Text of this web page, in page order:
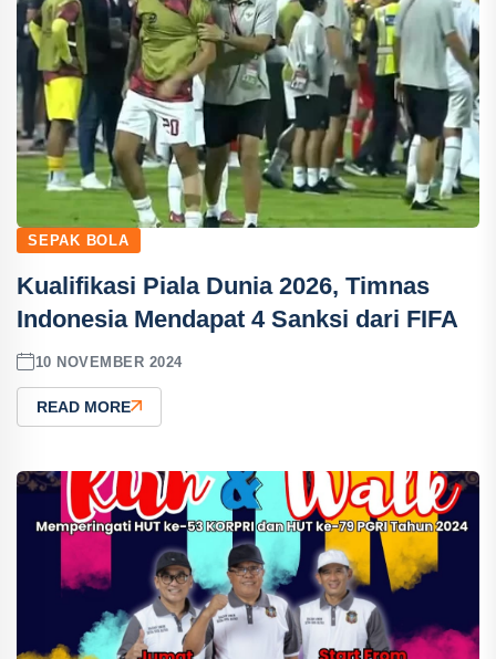
SEPAK BOLA
Kualifikasi Piala Dunia 2026, Timnas
Indonesia Mendapat 4 Sanksi dari FIFA
10 NOVEMBER 2024
READ MORE